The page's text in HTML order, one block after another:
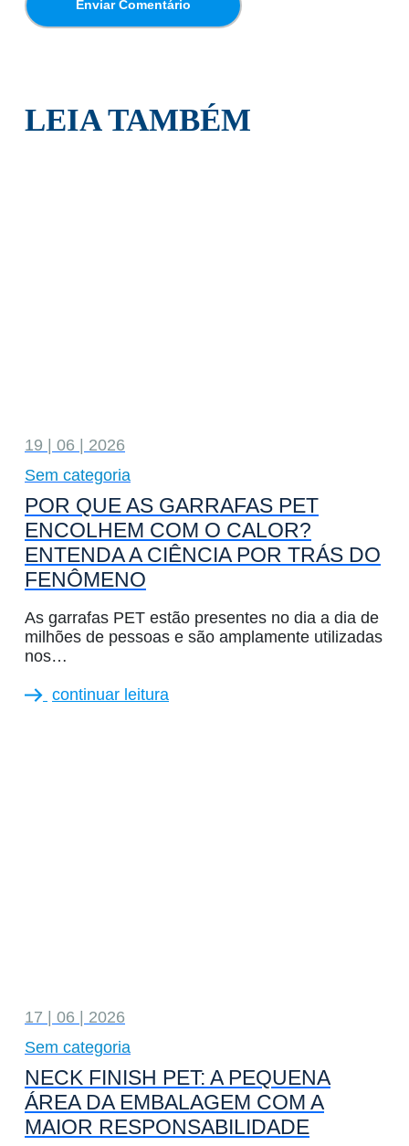
LEIA TAMBÉM
19 | 06 | 2026
Sem categoria
POR QUE AS GARRAFAS PET
ENCOLHEM COM O CALOR?
ENTENDA A CIÊNCIA POR TRÁS DO
FENÔMENO
As garrafas PET estão presentes no dia a dia de
milhões de pessoas e são amplamente utilizadas
nos…
continuar leitura
17 | 06 | 2026
Sem categoria
NECK FINISH PET: A PEQUENA
ÁREA DA EMBALAGEM COM A
MAIOR RESPONSABILIDADE